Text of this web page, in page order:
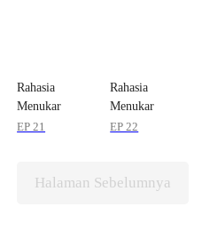
Rahasia
Menukar
Kembali
EP 21
Rahasia
Menukar
Kembali
EP 22
Halaman Sebelumnya